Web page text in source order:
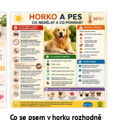
Co se psem v horku rozhodně